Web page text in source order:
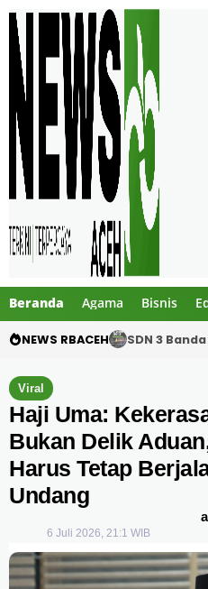
Beranda Agama Bisnis
NEWS RBACEH Tangis
Viral
Haji Uma:
Bukan Delik
Harus Tetap
Undang
6 Juli 2026, 21:1 WIB